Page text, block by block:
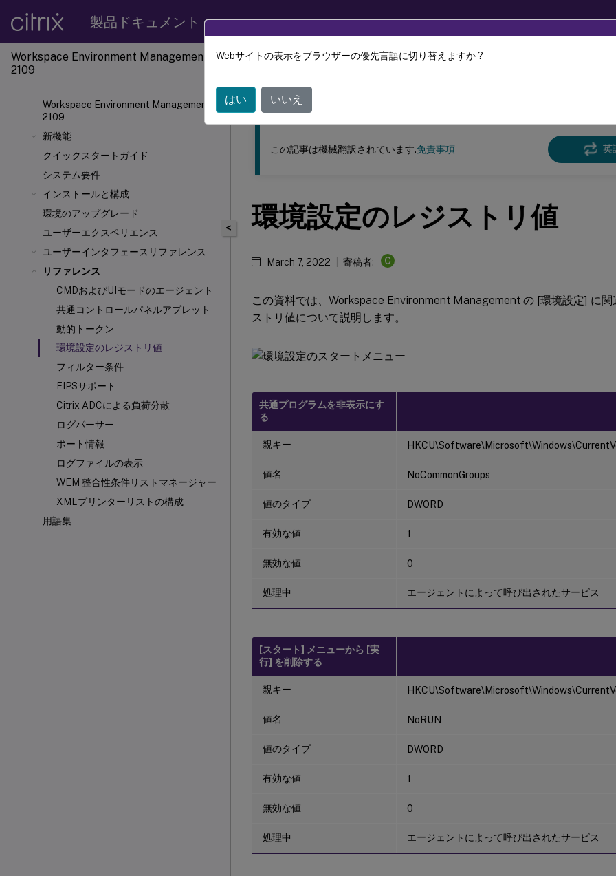
製品ドキュメント
Workspace Environment Management
2109
Workspace Environment Management
2109
新機能
クイックスタートガイド
システム要件
インストールと構成
環境のアップグレード
ユーザーエクスペリエンス
ユーザーインタフェースリファレンス
リファレンス
CMDおよびUIモードのエージェント
共通コントロールパネルアプレット
動的トークン
環境設定のレジストリ値
フィルター条件
FIPSサポート
Citrix ADCによる負荷分散
ログパーサー
ポート情報
ログファイルの表示
WEM 整合性条件リストマネージャー
XMLプリンターリストの構成
用語集
このコンテンツは動的に機械翻訳されています。
ワークスペース環境管理
<
この記事は機械翻訳されています.免責事項 英
環境設定のレジストリ値
March 7, 2022 寄稿者: C
この資料では、Workspace Environment Management の [環境設定] に関
ストリ値について説明します。
共通プログラムを非表示にす
る
親キー
値名 NoCommonGroups
値のタイプ DWORD
有効な値 1
無効な値 0
処理中 エージェントによって呼び出されたサービス
[スタート] メニューから [実
行] を削除する
親キー
値名 NoRUN
値のタイプ DWORD
有効な値 1
無効な値 0
処理中 エージェントによって呼び出されたサービス
Webサイトの表示をブラウザーの優先言語に切り替えますか ?
はい いいえ